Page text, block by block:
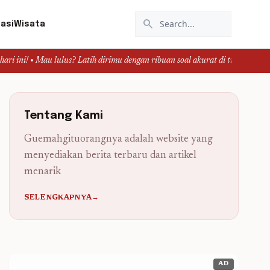
Wisata search
lulus? Latih dirimu dengan ribuan soal akurat di tryout.id.
Tentang Kami
Guemahgituorangnya adalah website yang
menyediakan berita terbaru dan artikel
menarik
SELENGKAPNYA→
AD